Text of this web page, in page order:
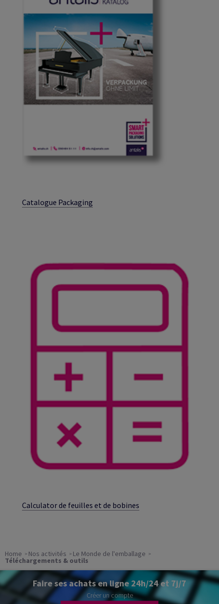
Catalogue Packaging
Calculator de feuilles et de bobines
Home Nos activités Le Monde de l'emballage
Téléchargements & outils
Faire ses achats en ligne 24h/24 et 7j/7
Créer un compte